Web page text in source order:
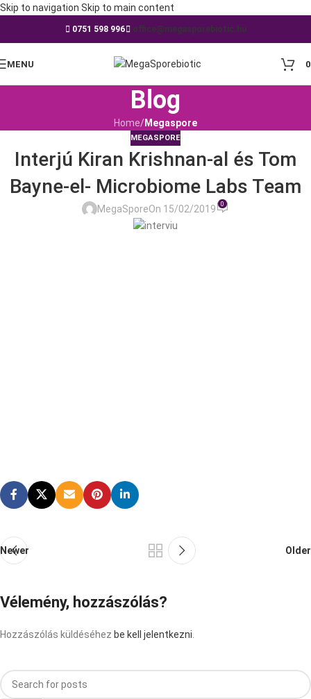
Skip to navigation Skip to main content
0751 598 996 office@megasporebiotic.hu
MENU
Blog
Home/Megaspore
MEGASPORE
Interjú Kiran Krishnan-al és Tom
Bayne-el- Microbiome Labs Team
MegaSporeOn 15/02/2019 0
Newer Older
Vélemény, hozzászólás?
Hozzászólás küldéséhez be kell jelentkezni.